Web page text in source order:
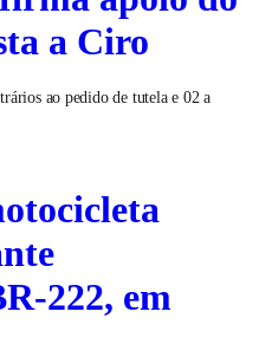
a Ciro
ao pedido de tutela e 02 a
222, em